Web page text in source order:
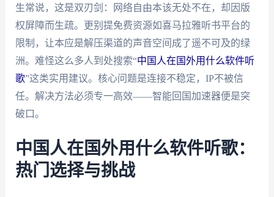
生常说，这是双刃剑：网络自由本该无处不在，却因版
权屏障而生疏。更别提免费资源如喜马拉雅听书平台的
限制，让本应是解压渠道的声音空间成了遥不可及的绿
洲。难怪这么多人到处搜索“中国人在国外用什么软件听
歌”这类实用建议。核心问题是连接不稳定，IP不被信
任。解决方法必须专一高效——智能回国加速器便是突
破口。
中国人在国外用什么软件听歌：
热门选择与挑战